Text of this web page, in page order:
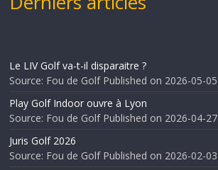
Le LIV Golf va-t-il disparaitre ?
Source: Fou de Golf Published on 2026-05-05
Play Golf Indoor ouvre à Lyon
Source: Fou de Golf Published on 2026-04-27
Juris Golf 2026
Source: Fou de Golf Published on 2026-02-03